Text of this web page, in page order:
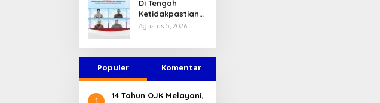
Sudah Terurai
Dicabik Buaya
Ketahanan
Modal Tetap
Kokoh Juni 2026
Di Tengah
Ketidakpastian
Global, OJK
Jasa Keuangan
Tetap Terjaga
Agustus 5, 2026
Populer Komentar
14 Tahun OJK Melayani,